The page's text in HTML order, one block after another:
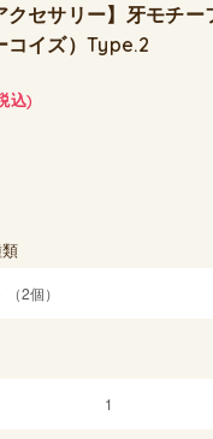
クセサリー】牙モチー
コイズ）Type.2
込)